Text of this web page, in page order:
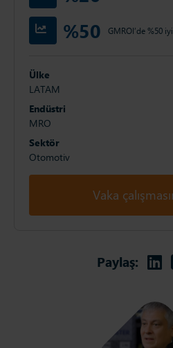
%50 GMROI’de %50
Ülke
LATAM
Endüstri
MRO
Sektör
Otomotiv
Vaka
Paylaş: